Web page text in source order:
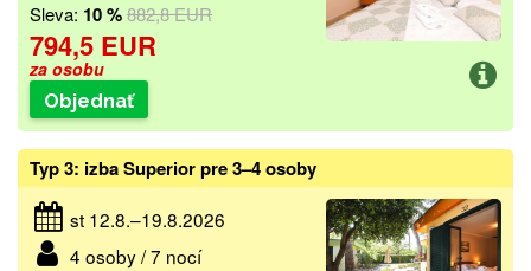
Sleva: 10 %882,8 EUR
794,5 EUR
za osobu
Objednať
Typ 3: izba Superior pre 3–4 osoby
st 12.8.–19.8.2026
4 osoby / 7 nocí